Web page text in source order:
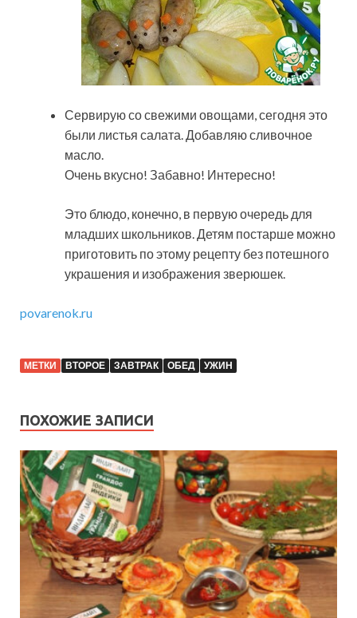
Сервирую со свежими овощами, сегодня это
были листья салата. Добавляю сливочное
масло.
Очень вкусно! Забавно! Интересно!
Это блюдо, конечно, в первую очередь для
младших школьников. Детям постарше можно
приготовить по этому рецепту без потешного
украшения и изображения зверюшек.
povarenok.ru
МЕТКИ ВТОРОЕ ЗАВТРАК ОБЕД УЖИН
ПОХОЖИЕ ЗАПИСИ